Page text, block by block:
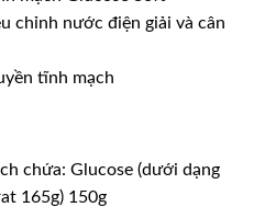
chỉnh nước điện giải và cân
tĩnh mạch
chứa: Glucose (dưới dạng
165g) 150g